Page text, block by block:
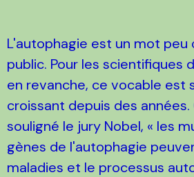
L'autophagie est un mot peu
public. Pour les scientifiques
en revanche, ce vocable est
croissant depuis des années.
souligné le jury Nobel, « les
gènes de l'autophagie
maladies et le processus